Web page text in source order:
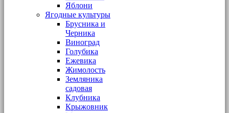
Яблони
Ягодные культуры
Брусника и
Черника
Виноград
Голубика
Ежевика
Жимолость
Земляника
садовая
Клубника
Крыжовник